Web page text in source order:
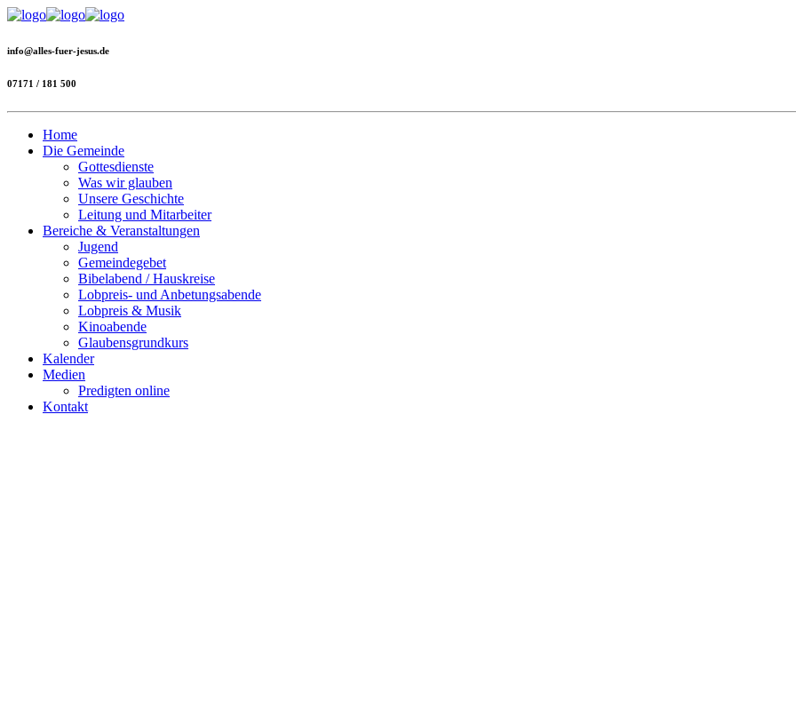
info@alles-fuer-jesus.de
07171 / 181 500
Home
Die Gemeinde
Gottesdienste
Was wir glauben
Unsere Geschichte
Leitung und Mitarbeiter
Bereiche & Veranstaltungen
Jugend
Gemeindegebet
Bibelabend / Hauskreise
Lobpreis- und Anbetungsabende
Lobpreis & Musik
Kinoabende
Glaubensgrundkurs
Kalender
Medien
Predigten online
Kontakt